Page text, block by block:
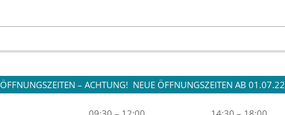
ÖFFNUNGSZEITEN – ACHTUNG! NEUE ÖFFNUNGSZEITEN AB 01.07.22